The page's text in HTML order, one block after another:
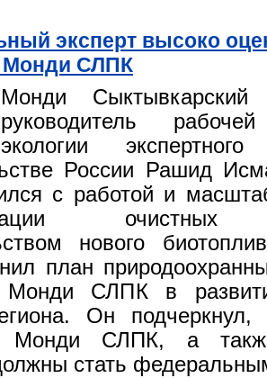
эксперт высоко
Монди СЛПК
Монди
руководитель
экологии
России Рашид
с работой и
очистных
нового
план
СЛПК в
Он подчеркнул,
Монди СЛПК, а
стать